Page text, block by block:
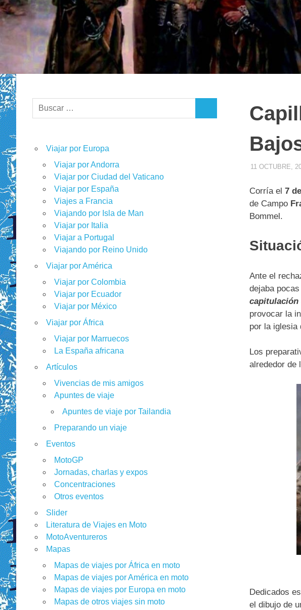
11 OCTUBRE,
Corría el 7
de Campo
Bommel.
Ante el
dejaba
capitulación
provocar la
por la iglesia
Los
alrededor de
Dedicados
el dibujo de
Buscar:
Viajar por Europa
Viajar por Andorra
Viajar por Ciudad del Vaticano
Viajar por España
Viajes a Francia
Viajando por Isla de Man
Viajar por Italia
Viajar a Portugal
Viajando por Reino Unido
Viajar por América
Viajar por Colombia
Viajar por Ecuador
Viajar por México
Viajar por África
Viajar por Marruecos
La España africana
Artículos
Vivencias de mis amigos
Apuntes de viaje
Apuntes de viaje por Tailandia
Preparando un viaje
Eventos
MotoGP
Jornadas, charlas y expos
Concentraciones
Otros eventos
Slider
Literatura de Viajes en Moto
MotoAventureros
Mapas
Mapas de viajes por África en moto
Mapas de viajes por América en moto
Mapas de viajes por Europa en moto
Mapas de otros viajes sin moto